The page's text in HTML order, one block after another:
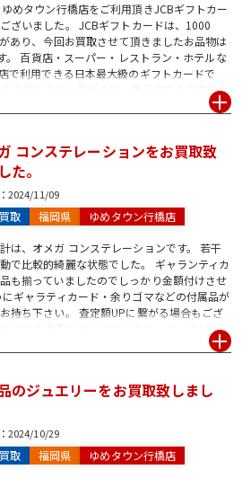
めタウン行橋店をご利用頂きJCBギフトカー
ざいました。 JCBギフトカードは、1000
あり、今回お買取させて頂きましたお品物は
。 百貨店・スーパー・レストラン・ホテルな
で利用できる日本最大級のギフトカードで
える便利で使い勝手の良い商品券なので贈答品
が使う機会が無く財布やバッグなどにしまっ
VJA・UC・三菱UFJニコスなどのギフト
本ツーリストなどの旅行券、QUOカード、図
おります。 金券は1枚からお買取可能です。
歓迎です。スタッフ一同、心よりご来店お待
コンステレーションをお買取致
た。
2024/11/09
取 福岡県 ゆめタウン行橋店
は、オメガ コンステレーションです。 若干
で比較的綺麗な状態でした。 ギャランティカ
も揃っていましたのでしっかり金額付けさせ
ギャラティカード・余りゴマなどの付属品が
持ち下さい。 査定額UPに繋がる場合もござ
無でのお買取も致しております。 オメガは他
ドマスター、アクアテラなどの人気モデルも
です。スタッフ一同心よりお待ち致しており
のジュエリーをお買取致しまし
2024/10/29
取 福岡県 ゆめタウン行橋店